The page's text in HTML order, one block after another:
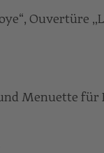
Ouvertüre
Menuette für